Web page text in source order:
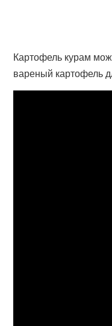
Картофель курам
вареный картофель